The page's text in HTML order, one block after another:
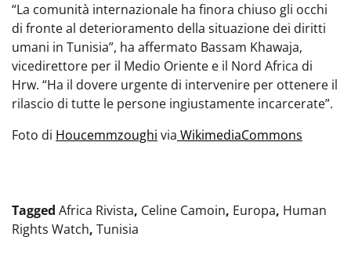
“La comunità internazionale ha finora chiuso gli occhi
di fronte al deterioramento della situazione dei diritti
umani in Tunisia”, ha affermato Bassam Khawaja,
vicedirettore per il Medio Oriente e il Nord Africa di
Hrw. “Ha il dovere urgente di intervenire per ottenere il
rilascio di tutte le persone ingiustamente incarcerate”.
Foto di Houcemmzoughi via WikimediaCommons
Tagged Africa Rivista, Celine Camoin, Europa, Human
Rights Watch, Tunisia